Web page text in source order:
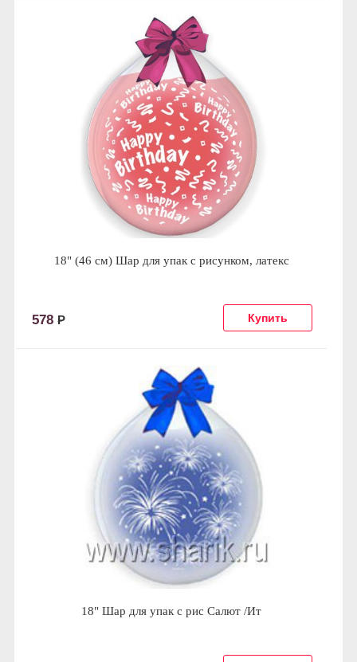
18" (46 см) Шар для упак c рисунком, латекс
578 Р
18" Шар для упак c рис Салют /Ит